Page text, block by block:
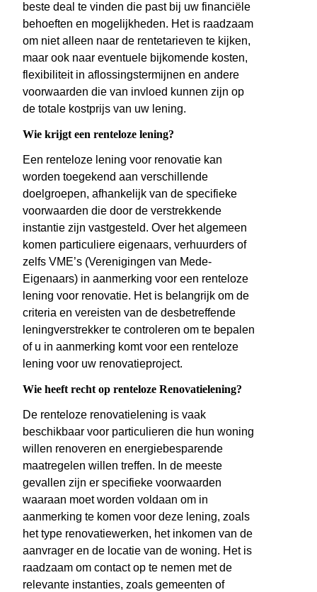
beste deal te vinden die past bij uw financiële
behoeften en mogelijkheden. Het is raadzaam
om niet alleen naar de rentetarieven te kijken,
maar ook naar eventuele bijkomende kosten,
flexibiliteit in aflossingstermijnen en andere
voorwaarden die van invloed kunnen zijn op
de totale kostprijs van uw lening.
Wie krijgt een renteloze lening?
Een renteloze lening voor renovatie kan
worden toegekend aan verschillende
doelgroepen, afhankelijk van de specifieke
voorwaarden die door de verstrekkende
instantie zijn vastgesteld. Over het algemeen
komen particuliere eigenaars, verhuurders of
zelfs VME’s (Verenigingen van Mede-
Eigenaars) in aanmerking voor een renteloze
lening voor renovatie. Het is belangrijk om de
criteria en vereisten van de desbetreffende
leningverstrekker te controleren om te bepalen
of u in aanmerking komt voor een renteloze
lening voor uw renovatieproject.
Wie heeft recht op renteloze Renovatielening?
De renteloze renovatielening is vaak
beschikbaar voor particulieren die hun woning
willen renoveren en energiebesparende
maatregelen willen treffen. In de meeste
gevallen zijn er specifieke voorwaarden
waaraan moet worden voldaan om in
aanmerking te komen voor deze lening, zoals
het type renovatiewerken, het inkomen van de
aanvrager en de locatie van de woning. Het is
raadzaam om contact op te nemen met de
relevante instanties, zoals gemeenten of